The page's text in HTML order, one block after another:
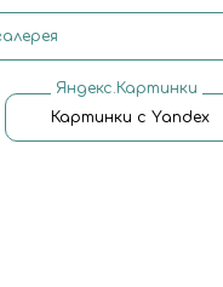
Яндекс.Картинки
Картинки с Yandex